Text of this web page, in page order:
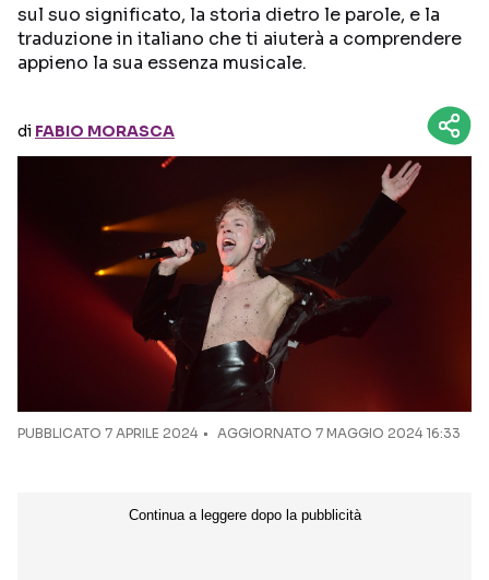
Seguici sui social
sul suo significato, la storia dietro le parole, e la
traduzione in italiano che ti aiuterà a comprendere
appieno la sua essenza musicale.
di FABIO MORASCA
PUBBLICATO 7 APRILE 2024 AGGIORNATO 7 MAGGIO 2024 16:33